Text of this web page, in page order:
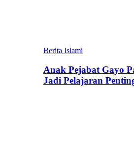
Berita Islami
Anak Pejabat Gayo
Jadi Pelajaran